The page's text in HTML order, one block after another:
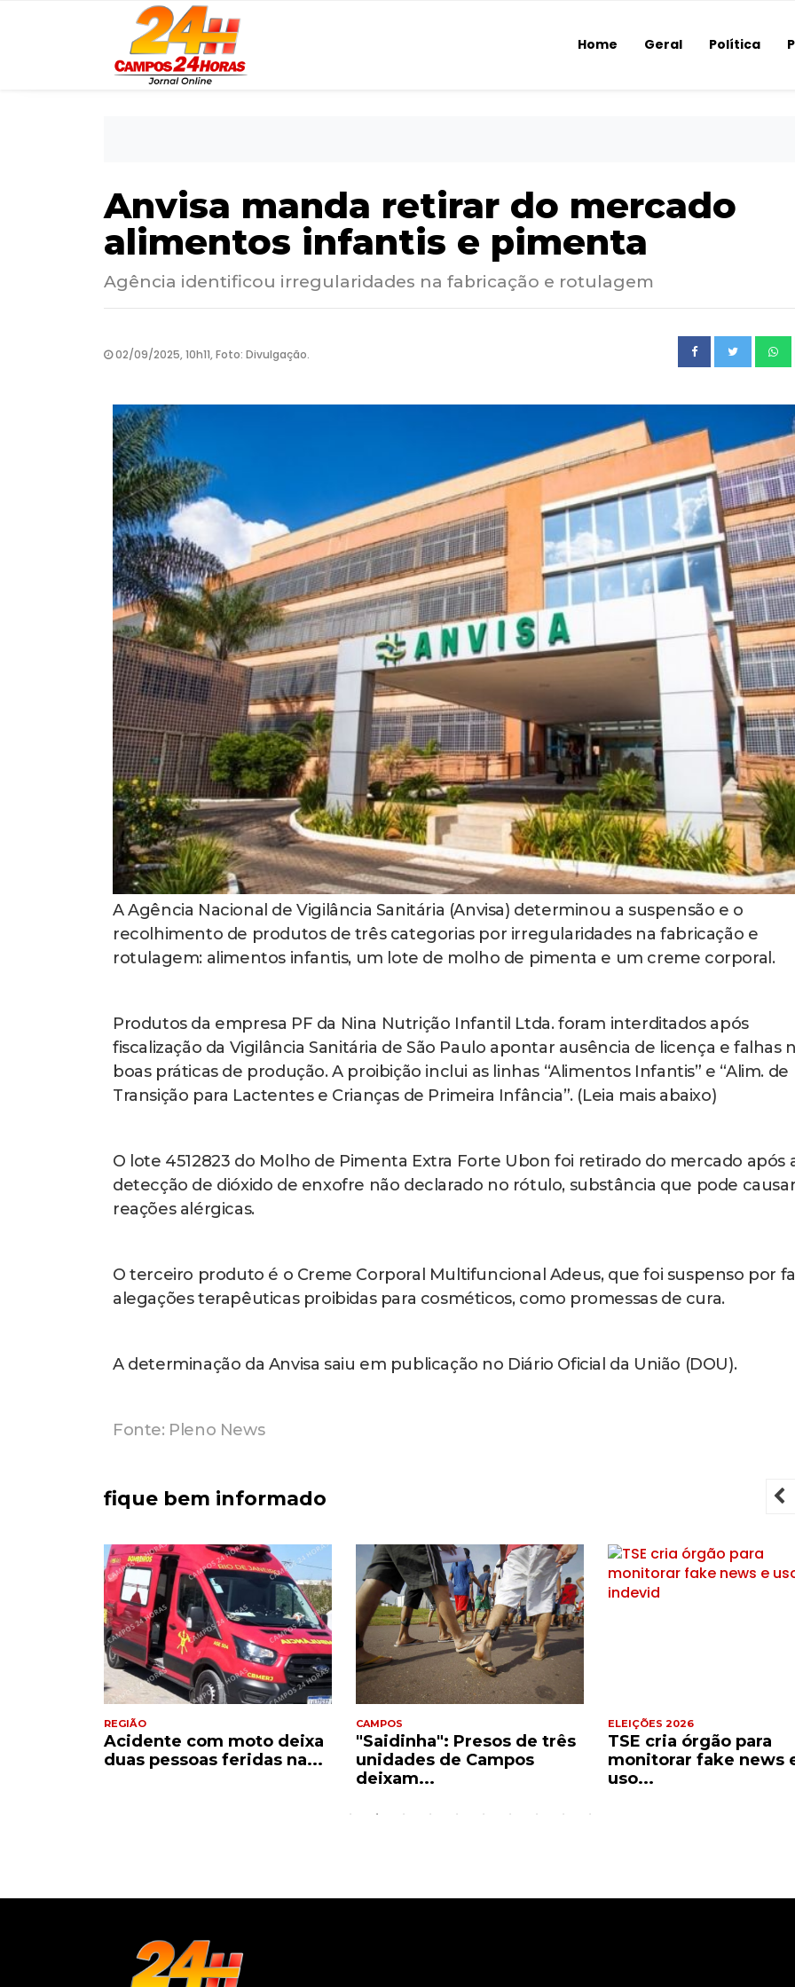
Home Geral Política
Anvisa manda retirar do mercado
alimentos infantis e pimenta
Agência identificou irregularidades na fabricação e rotulagem
02/09/2025, 10h11, Foto: Divulgação.
A Agência Nacional de Vigilância Sanitária (Anvisa) determinou a suspensão e o
recolhimento de produtos de três categorias por irregularidades na fabricação e
rotulagem: alimentos infantis, um lote de molho de pimenta e um creme corporal.
Produtos da empresa PF da Nina Nutrição Infantil Ltda. foram interditados após
fiscalização da Vigilância Sanitária de São Paulo apontar ausência de licença e falhas
boas práticas de produção. A proibição inclui as linhas “Alimentos Infantis” e “Alim. de
Transição para Lactentes e Crianças de Primeira Infância”. (Leia mais abaixo)
O lote 4512823 do Molho de Pimenta Extra Forte Ubon foi retirado do mercado após
detecção de dióxido de enxofre não declarado no rótulo, substância que pode causar
reações alérgicas.
O terceiro produto é o Creme Corporal Multifuncional Adeus, que foi suspenso por
alegações terapêuticas proibidas para cosméticos, como promessas de cura.
A determinação da Anvisa saiu em publicação no Diário Oficial da União (DOU).
Fonte: Pleno News
fique bem informado
REGIÃO
Acidente com moto deixa
duas pessoas feridas na...
CAMPOS
"Saidinha": Presos de três
unidades de Campos
deixam...
ELEIÇÕES 2026
TSE cria órgão para
monitorar fake news
uso...